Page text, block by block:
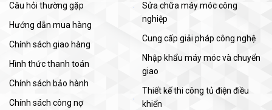
Câu hỏi thường gặp
Hướng dẫn mua hàng
Chính sách giao hàng
Hình thức thanh toán
Chính sách bảo hành
Chính sách công nợ
Sửa chữa máy móc công
nghiệp
Cung cấp giải pháp công nghệ
Nhập khẩu máy móc và chuyển
giao
Thiết kế thi công tủ điện điều
khiển